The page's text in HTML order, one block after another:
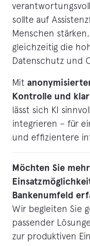
sollte auf
Menschen
gleichzeitig die
Datenschutz und
Mit
Kontrolle und
lässt sich KI
integrieren – für
und effizientere
Möchten Sie
Bankenumfeld
Wir begleiten Sie
passender
zur produktiven